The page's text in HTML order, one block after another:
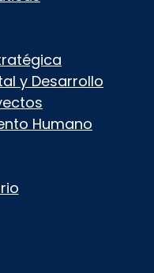
y Desarrollo
Humano